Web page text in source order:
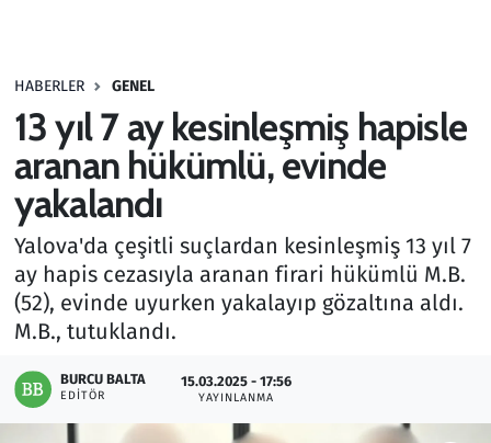
HABERLER GENEL
13 yıl 7 ay kesinleşmiş hapisle
aranan hükümlü, evinde
yakalandı
Yalova'da çeşitli suçlardan kesinleşmiş 13 yıl 7
ay hapis cezasıyla aranan firari hükümlü M.B.
(52), evinde uyurken yakalayıp gözaltına aldı.
M.B., tutuklandı.
BURCU BALTA
EDITÖR
15.03.2025 - 17:56
YAYINLANMA
Haber
Kültür Sanat
Kurumsal Haberler
Lezzet Durağı
Memur ve Kamu
Otomobil
Oyun